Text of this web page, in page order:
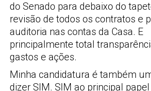
do Senado para debaixo do
revisão de todos os contratos e
auditoria nas contas da Casa. E
principalmente total
gastos e ações.
Minha candidatura é também
dizer SIM. SIM ao principal